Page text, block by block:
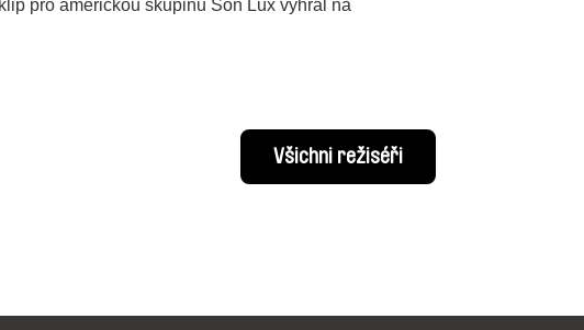
pro americkou skupinu Son Lux vyhrál na
Všichni režiséři